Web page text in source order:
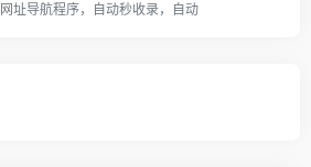
址导航程序，自动秒收录，自动